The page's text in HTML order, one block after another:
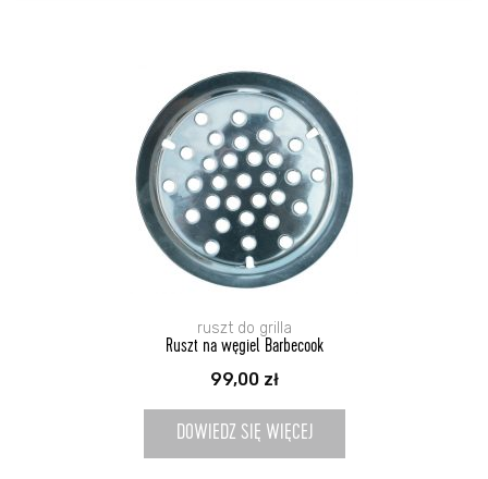
ruszt do grilla
Ruszt na węgiel Barbecook
99,00 zł
DOWIEDZ SIĘ WIĘCEJ